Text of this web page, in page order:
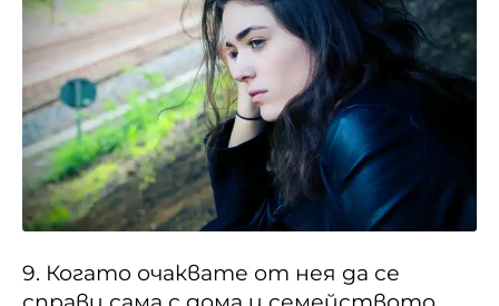
9. Когато очаквате от нея да се